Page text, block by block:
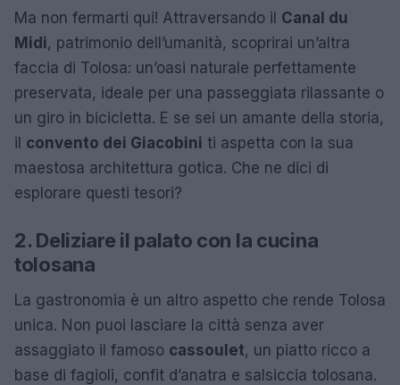
Ma non fermarti qui! Attraversando il Canal du
Midi, patrimonio dell’umanità, scoprirai un’altra
faccia di Tolosa: un’oasi naturale perfettamente
preservata, ideale per una passeggiata rilassante o
un giro in bicicletta. E se sei un amante della storia,
il convento dei Giacobini ti aspetta con la sua
maestosa architettura gotica. Che ne dici di
esplorare questi tesori?
2. Deliziare il palato con la cucina
tolosana
La gastronomia è un altro aspetto che rende Tolosa
unica. Non puoi lasciare la città senza aver
assaggiato il famoso cassoulet, un piatto ricco a
base di fagioli, confit d’anatra e salsiccia tolosana.